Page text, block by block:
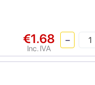
€1.68
Inc. IVA